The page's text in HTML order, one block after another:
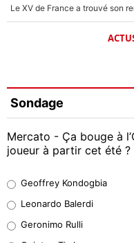
Sondage
Mercato - Ça bouge à
joueur à partir cet été ?
38%
32%
Geoffrey Kondogbia
Leonardo Balerdi
Geronimo Rulli